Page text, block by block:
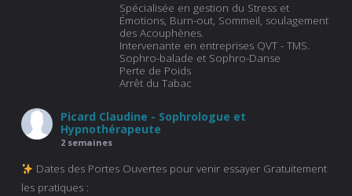
Spécialisée en gestion du Stress et
Émotions, Burn-out, Sommeil, soulagement
des Acouphènes.
Intervenante en entreprises QVT - TMS.
Sophro-balade et Sophro-Danse
Perte de Poids
Arrêt du Tabac
Picard Claudine - Sophrologue et
Hypnothérapeute
2 semaines
Dates des Portes Ouvertes pour venir essayer Gratuitement
les pratiques :